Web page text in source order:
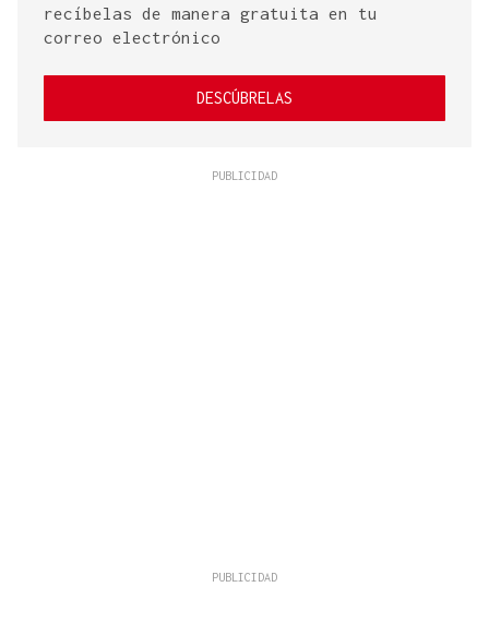
recíbelas de manera gratuita en tu
correo electrónico
DESCÚBRELAS